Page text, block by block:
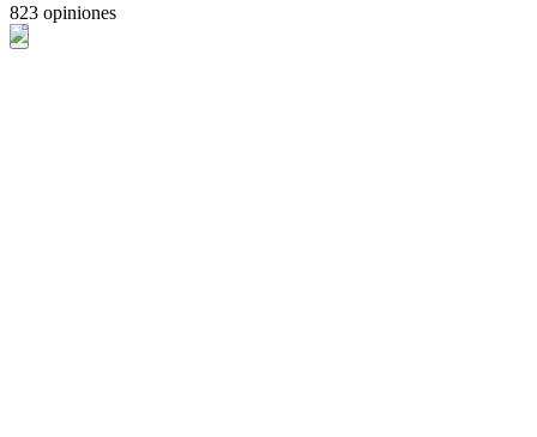
823 opiniones